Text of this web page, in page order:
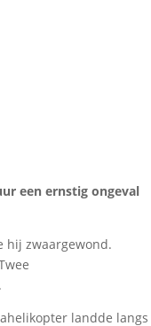
een ernstig ongeval
hij zwaargewond.
landde langs